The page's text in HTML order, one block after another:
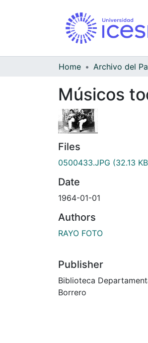
Home
Músicos
Files
0500433.JPG (32.13
Date
1964-01-01
Authors
RAYO FOTO
Publisher
Biblioteca
Borrero